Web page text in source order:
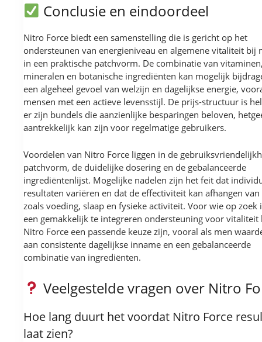
Conclusie en eindoordeel
Nitro Force biedt een samenstelling die is gericht op het
ondersteunen van energieniveau en algemene vitaliteit bij
in een praktische patchvorm. De combinatie van
mineralen en botanische ingrediënten kan mogelijk
een algeheel gevoel van welzijn en dagelijkse energie,
mensen met een actieve levensstijl. De prijs-structuur is
er zijn bundels die aanzienlijke besparingen beloven,
aantrekkelijk kan zijn voor regelmatige gebruikers.
Voordelen van Nitro Force liggen in de
patchvorm, de duidelijke dosering en de gebalanceerde
ingrediëntenlijst. Mogelijke nadelen zijn het feit dat
resultaten variëren en dat de effectiviteit kan afhangen
zoals voeding, slaap en fysieke activiteit. Voor wie op zoek
een gemakkelijk te integreren ondersteuning voor vitaliteit
Nitro Force een passende keuze zijn, vooral als men
aan consistente dagelijkse inname en een gebalanceerde
combinatie van ingrediënten.
Veelgestelde vragen over Nitro
Hoe lang duurt het voordat Nitro Force
laat zien?